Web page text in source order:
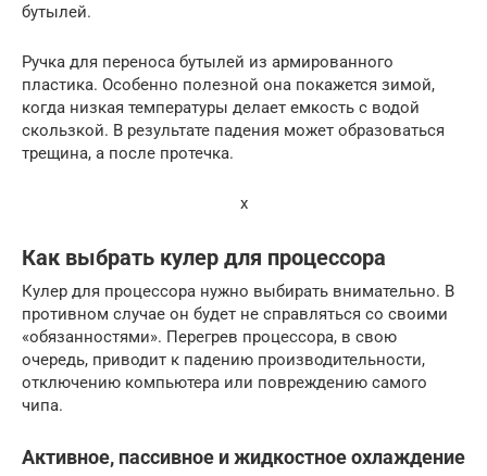
бутылей.
Ручка для переноса бутылей из армированного
пластика. Особенно полезной она покажется зимой,
когда низкая температуры делает емкость с водой
скользкой. В результате падения может образоваться
трещина, а после протечка.
x
Как выбрать кулер для процессора
Кулер для процессора нужно выбирать внимательно. В
противном случае он будет не справляться со своими
«обязанностями». Перегрев процессора, в свою
очередь, приводит к падению производительности,
отключению компьютера или повреждению самого
чипа.
Активное, пассивное и жидкостное охлаждение